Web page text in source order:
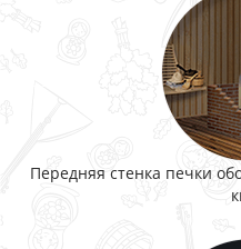
Передняя стенка печки